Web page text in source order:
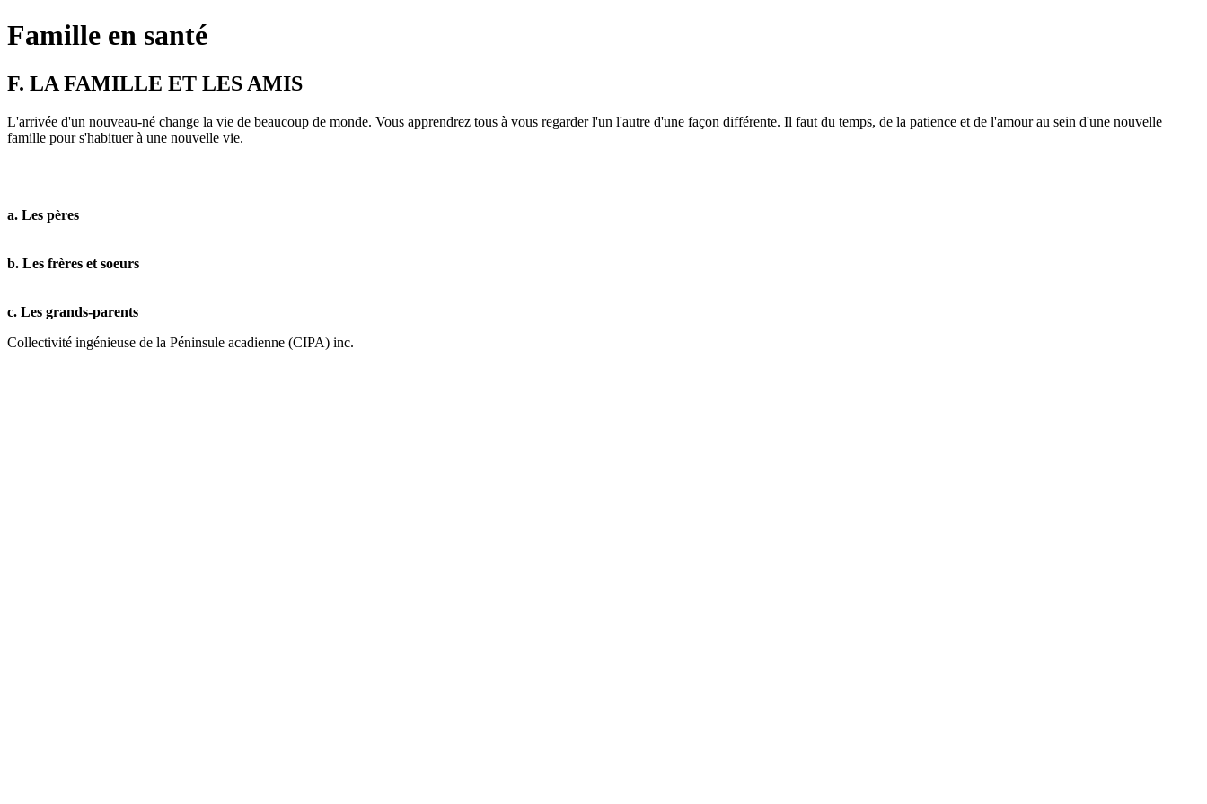
Famille en santé
F. LA FAMILLE ET LES AMIS
L'arrivée d'un nouveau-né change la vie de beaucoup de monde. Vous apprendrez tous à vous regarder l'un l'autre d'une façon différente. Il faut du temps, de la patience et de l'amour au sein d'une nouvelle
famille pour s'habituer à une nouvelle vie.
a. Les pères
b. Les frères et soeurs
c. Les grands-parents
Collectivité ingénieuse de la Péninsule acadienne (CIPA) inc.